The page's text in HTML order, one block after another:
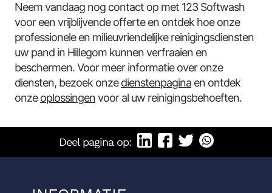
Neem vandaag nog contact op met 123 Softwash
voor een vrijblijvende offerte en ontdek hoe onze
professionele en milieuvriendelijke reinigingsdiensten
uw pand in Hillegom kunnen verfraaien en
beschermen. Voor meer informatie over onze
diensten, bezoek onzedienstenpagina en ontdek
onzeoplossingenvoor al uw reinigingsbehoeften.
Deel pagina op: